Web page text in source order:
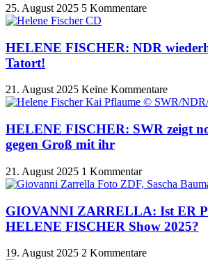
25. August 2025 5 Kommentare
HELENE FISCHER: NDR
Tatort!
21. August 2025 Keine Kommentare
HELENE FISCHER: SWR zeigt
gegen Groß mit ihr
21. August 2025 1 Kommentar
GIOVANNI ZARRELLA: Ist ER
HELENE FISCHER Show 2025?
19. August 2025 2 Kommentare